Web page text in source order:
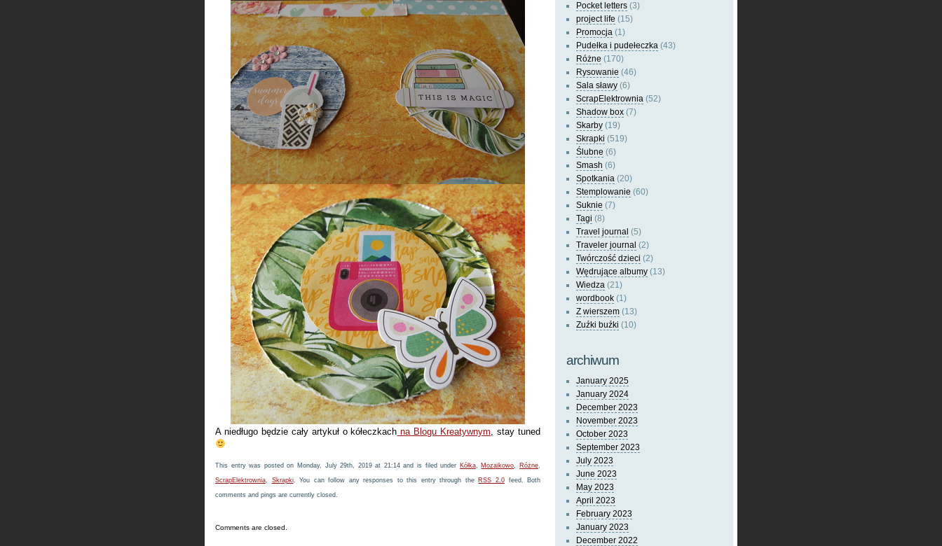
A niedługo będzie cały artykuł o kółeczkach na Blogu Kreatywnym, stay tuned
This entry was posted on Monday, July 29th, 2019 at 21:14 and is filed under Kółka, Mozaikowo, Różne,
ScrapElektrownia, Skrapki. You can follow any responses to this entry through the RSS 2.0feed. Both
comments and pings are currently closed.
Comments are closed.
Pocket letters (3)
project life (15)
Promocja (1)
Pudełka i pudełeczka (43)
Różne (170)
Rysowanie (46)
Sala sławy (6)
ScrapElektrownia (52)
Shadow box (7)
Skarby (19)
Skrapki (519)
Ślubne (6)
Smash (6)
Spotkania (20)
Stemplowanie (60)
Suknie (7)
Tagi (8)
Travel journal (5)
Traveler journal (2)
Twórczość dzieci (2)
Wędrujące albumy (13)
Wiedza (21)
wordbook (1)
Z wierszem (13)
Zuźki buźki (10)
archiwum
January 2025
January 2024
December 2023
November 2023
October 2023
September 2023
July 2023
June 2023
May 2023
April 2023
February 2023
January 2023
December 2022